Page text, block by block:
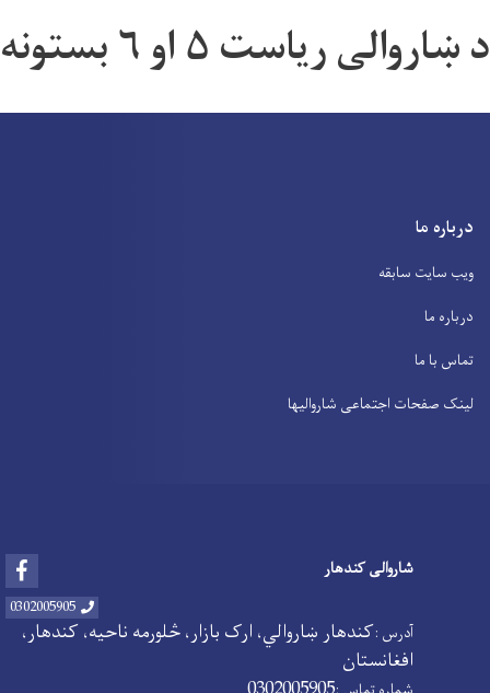
د ښاروالی ریاست ۵ او ۶ بستونه
درباره ما
ویب سایت سابقه
درباره ما
تماس با ما
لینک صفحات اجتماعی شاروالیها
شاروالی کندهار
0302005905
آدرس :کندهار ښاروالي، ارک بازار، څلورمه ناحیه، کندهار،
افغانستان